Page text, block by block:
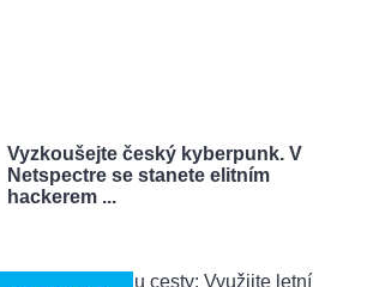
Vyzkoušejte český kyberpunk. V
Netspectre se stanete elitním
hackerem ...